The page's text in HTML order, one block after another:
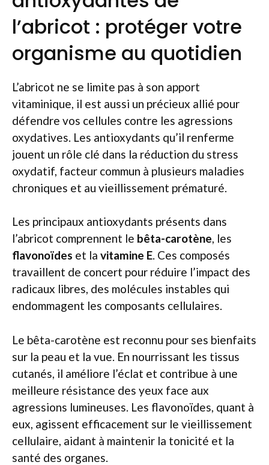
l’abricot : protéger votre
organisme au quotidien
L’abricot ne se limite pas à son apport
vitaminique, il est aussi un précieux allié pour
défendre vos cellules contre les agressions
oxydatives. Les antioxydants qu’il renferme
jouent un rôle clé dans la réduction du stress
oxydatif, facteur commun à plusieurs maladies
chroniques et au vieillissement prématuré.
Les principaux antioxydants présents dans
l’abricot comprennent le bêta-carotène, les
flavonoïdes et la vitamine E. Ces composés
travaillent de concert pour réduire l’impact des
radicaux libres, des molécules instables qui
endommagent les composants cellulaires.
Le bêta-carotène est reconnu pour ses bienfaits
sur la peau et la vue. En nourrissant les tissus
cutanés, il améliore l’éclat et contribue à une
meilleure résistance des yeux face aux
agressions lumineuses. Les flavonoïdes, quant à
eux, agissent efficacement sur le vieillissement
cellulaire, aidant à maintenir la tonicité et la
santé des organes.